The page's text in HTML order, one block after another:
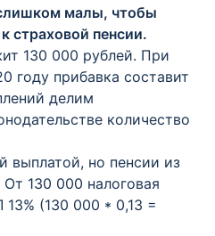
малы, чтобы
страховой пенсии.
130 000 рублей. При
году прибавка составит
делим
количество
выплатой, но пенсии из
130 000 налоговая
(130 000 * 0,13 =